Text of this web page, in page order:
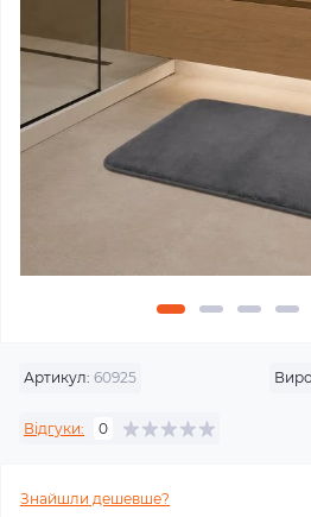
Артикул: 60925
Відгуки: 0
Знайшли дешевше?